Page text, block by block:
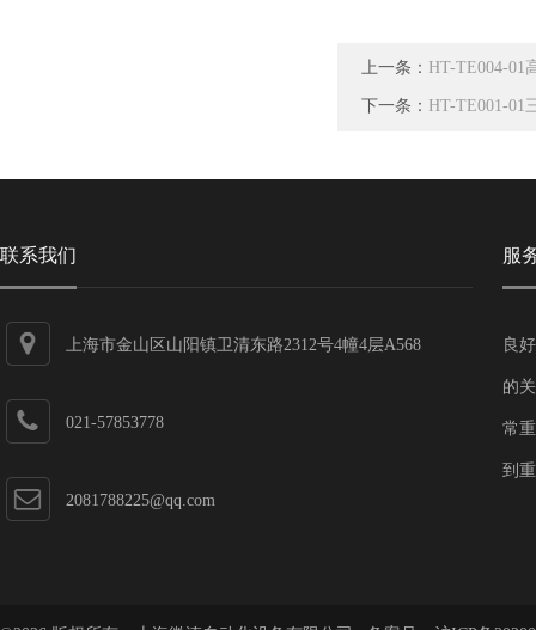
上一条： HT-TE004-01
下一条： HT-TE001-01
联系我们
上海市金山区山阳镇卫清东路2312号4幢4层A568
021-57853778
2081788225@qq.com
服
良
的
常
到